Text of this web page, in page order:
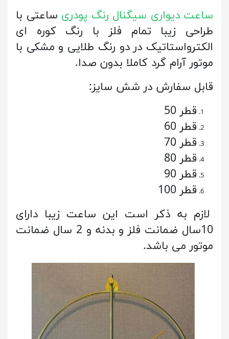
ساعت دیواری سیگنال رنگ پودری ساعتی با
طراحی زیبا تمام فلز با رنگ کوره ای
الکترواستاتیک در دو رنگ طلایی و مشکی با
موتور آرام گرد کاملا بدون صدا.
قابل سفارش در شش سایز:
قطر 50
قطر 60
قطر 70
قطر 80
قطر 90
قطر 100
لازم به ذکر است این ساعت زیبا دارای
10سال ضمانت فلز و بدنه و 2 سال ضمانت
موتور می باشد.